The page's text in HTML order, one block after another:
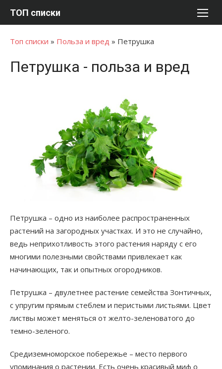
ТОП списки
Топ списки » Польза и вред » Петрушка
Петрушка - польза и вред
Петрушка – одно из наиболее распространенных
растений на загородных участках. И это не случайно,
ведь неприхотливость этого растения наряду с его
многими полезными свойствами привлекает как
начинающих, так и опытных огородников.
Петрушка – двулетнее растение семейства Зонтичных,
с упругим прямым стеблем и перистыми листьями. Цвет
листвы может меняться от желто-зеленоватого до
темно-зеленого.
Средиземноморское побережье – место первого
упоминания о растении. Есть очень красивый миф о